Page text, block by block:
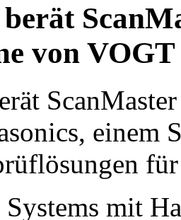
von
einem
Systems mit